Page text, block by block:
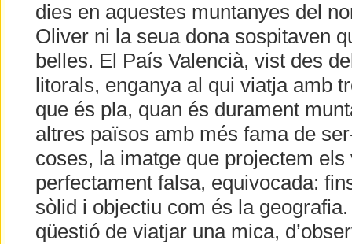
dies en aquestes muntanyes del
Oliver ni la seua dona sospitaven
belles. El País Valencià, vist des
litorals, enganya al qui viatja amb
que és pla, quan és durament
altres països amb més fama de
coses, la imatge que projectem els
perfectament falsa, equivocada:
sòlid i objectiu com és la
qüestió de viatjar una mica,